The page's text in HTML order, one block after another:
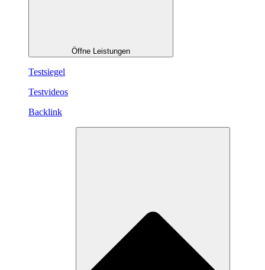
Öffne Leistungen
Testsiegel
Testvideos
Backlink